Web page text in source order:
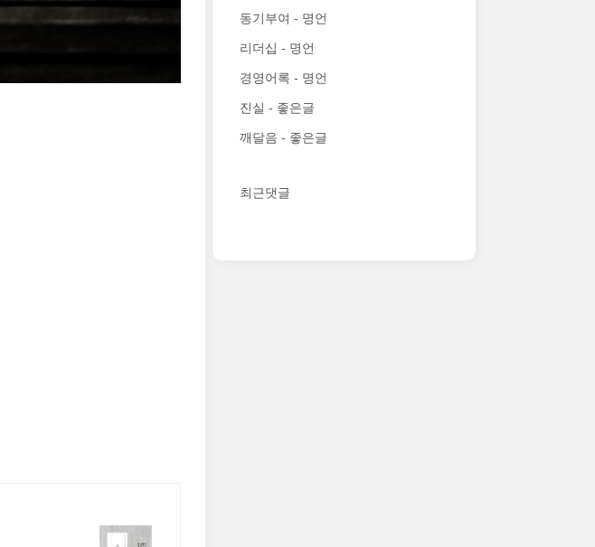
동기부여 - 명언
리더십 - 명언
경영어록 - 명언
진실 - 좋은글
깨달음 - 좋은글
최근댓글